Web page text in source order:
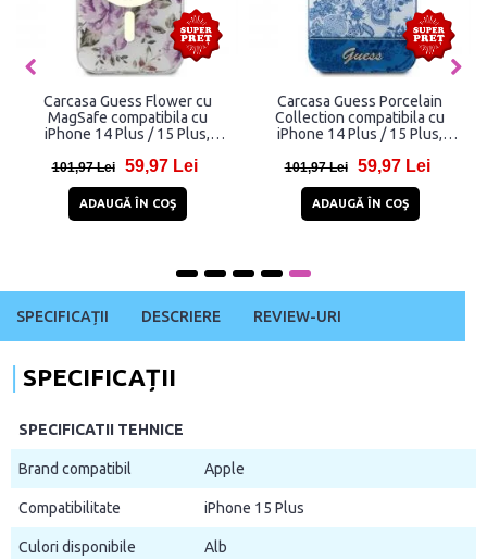
Carcasa Guess Flower cu
MagSafe compatibila cu
iPhone 14 Plus / 15 Plus,
101,97 Lei 59,97 Lei
ADAUGĂ ÎN COŞ
Carcasa Guess Porcelain
Collection compatibila cu
iPhone 14 Plus / 15 Plus,
101,97 Lei 59,97 Lei
ADAUGĂ ÎN COŞ
SPECIFICAȚII DESCRIERE REVIEW-URI
SPECIFICAȚII
SPECIFICATII TEHNICE
Brand compatibil Apple
Compatibilitate iPhone 15 Plus
Culori disponibile Alb